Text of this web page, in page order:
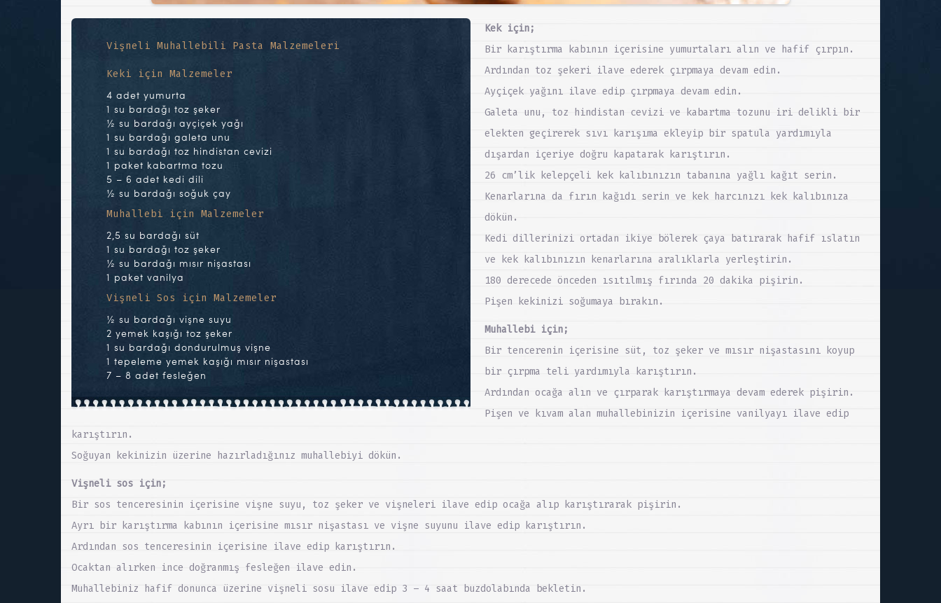
Vişneli Muhallebili Pasta Malzemeleri
Keki için Malzemeler
4 adet yumurta
1 su bardağı toz şeker
½ su bardağı ayçiçek yağı
1 su bardağı galeta unu
1 su bardağı toz hindistan cevizi
1 paket kabartma tozu
5 – 6 adet kedi dili
½ su bardağı soğuk çay
Muhallebi için Malzemeler
2,5 su bardağı süt
1 su bardağı toz şeker
½ su bardağı mısır nişastası
1 paket vanilya
Vişneli Sos için Malzemeler
½ su bardağı vişne suyu
2 yemek kaşığı toz şeker
1 su bardağı dondurulmuş vişne
1 tepeleme yemek kaşığı mısır nişastası
7 – 8 adet fesleğen
Kek için;
Bir karıştırma kabının içerisine yumurtaları alın ve hafif çırpın.
Ardından toz şekeri ilave ederek çırpmaya devam edin.
Ayçiçek yağını ilave edip çırpmaya devam edin.
Galeta unu, toz hindistan cevizi ve kabartma tozunu iri delikli bir
elekten geçirerek sıvı karışıma ekleyip bir spatula yardımıyla
dışardan içeriye doğru kapatarak karıştırın.
26 cm’lik kelepçeli kek kalıbınızın tabanına yağlı kağıt serin.
Kenarlarına da fırın kağıdı serin ve kek harcınızı kek kalıbınıza
dökün.
Kedi dillerinizi ortadan ikiye bölerek çaya batırarak hafif ıslatın
ve kek kalıbınızın kenarlarına aralıklarla yerleştirin.
180 derecede önceden ısıtılmış fırında 20 dakika pişirin.
Pişen kekinizi soğumaya bırakın.
Muhallebi için;
Bir tencerenin içerisine süt, toz şeker ve mısır nişastasını koyup
bir çırpma teli yardımıyla karıştırın.
Ardından ocağa alın ve çırparak karıştırmaya devam ederek pişirin.
Pişen ve kıvam alan muhallebinizin içerisine vanilyayı ilave edip
karıştırın.
Soğuyan kekinizin üzerine hazırladığınız muhallebiyi dökün.
Vişneli sos için;
Bir sos tenceresinin içerisine vişne suyu, toz şeker ve vişneleri ilave edip ocağa alıp karıştırarak pişirin.
Ayrı bir karıştırma kabının içerisine mısır nişastası ve vişne suyunu ilave edip karıştırın.
Ardından sos tenceresinin içerisine ilave edip karıştırın.
Ocaktan alırken ince doğranmış fesleğen ilave edin.
Muhallebiniz hafif donunca üzerine vişneli sosu ilave edip 3 – 4 saat buzdolabında bekletin.